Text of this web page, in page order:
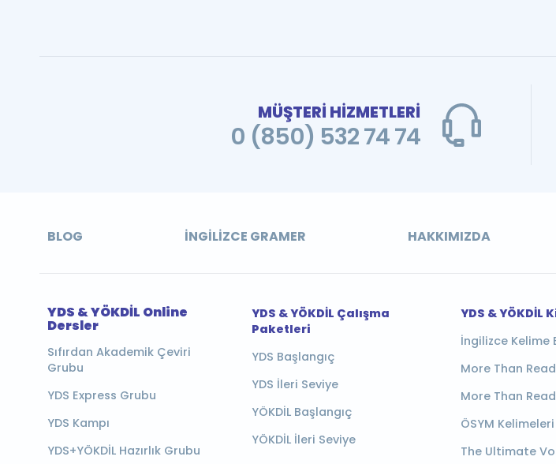
MÜŞTERİ HİZMETLERİ
0 (850) 532 74 74
BLOG İNGILIZCE GRAMER HAKKIMIZDA
YDS & YÖKDİL Online
Dersler
Sıfırdan Akademik Çeviri
Grubu
YDS Express Grubu
YDS Kampı
YDS+YÖKDİL Hazırlık Grubu
YDS & YÖKDİL Çalışma
Paketleri
YDS Başlangıç
YDS İleri Seviye
YÖKDİL Başlangıç
YÖKDİL İleri Seviye
YDS & YÖKDİL
İngilizce Kelime
More Than
More Than
ÖSYM Kelimeleri
The Ultimate